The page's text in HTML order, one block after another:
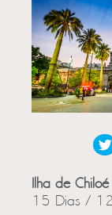
Ilha de
15 Dias /